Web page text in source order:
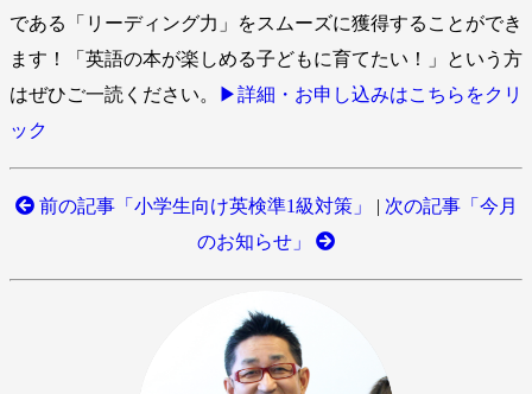
である「リーディング力」をスムーズに獲得することができ
ます！「英語の本が楽しめる子どもに育てたい！」という方
はぜひご一読ください。
▶︎詳細・お申し込みはこちらをクリ
ック
前の記事「小学生向け英検準1級対策」 | 次の記事「今月
のお知らせ」